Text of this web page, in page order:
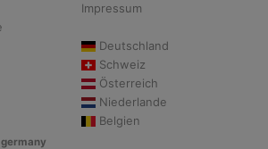
Impressum
Deutschland
Schweiz
Österreich
Niederlande
Belgien
germany